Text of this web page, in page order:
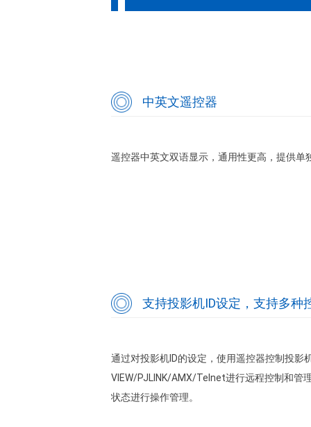
中英文遥控器
遥控器中英文双语显示，通用性更高，提供单
支持投影机ID设定，支持多种
通过对投影机ID的设定，使用遥控器控制投影
VIEW/PJLINK/AMX/Telnet进行远程控制和管
状态进行操作管理。